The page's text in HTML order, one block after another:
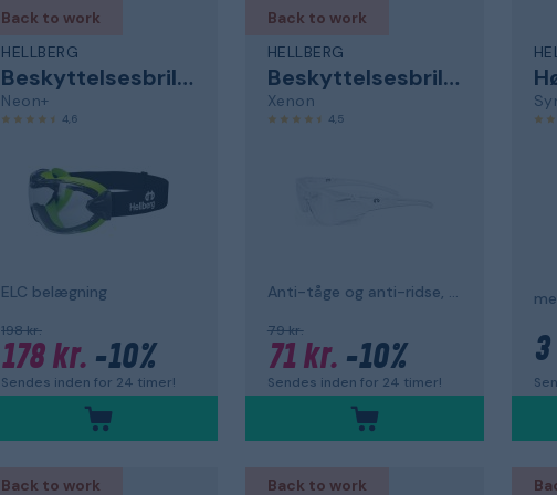
Back to work
HELLBERG
Beskyttelsesbriller
Neon+
4,6
ELC belægning
198 kr.
178 kr. -10%
Sendes inden for 24 timer!
Back to work
HELLBERG
Beskyttelsesbriller
Xenon
4,5
Anti-tåge og anti-ridse, klar linse
79 kr.
71 kr.-10%
Sendes inden for 24 timer!
Back to work Back to work